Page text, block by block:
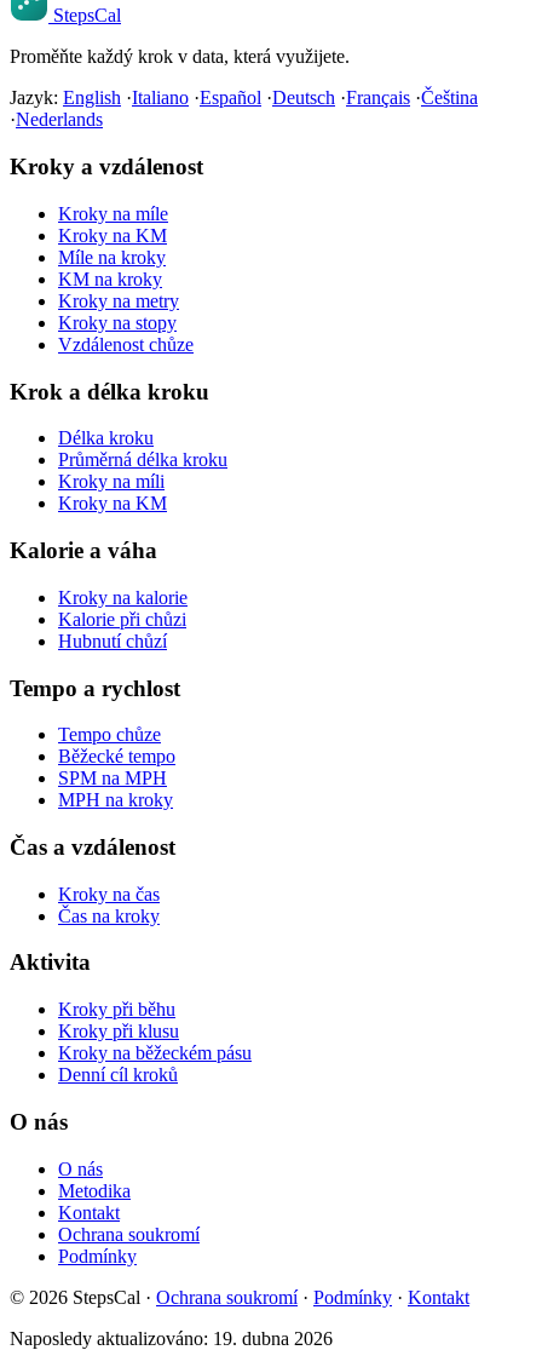
StepsCal
Proměňte každý krok v data, která využijete.
Jazyk: English ·Italiano ·Español ·Deutsch ·Français ·Čeština
·Nederlands
Kroky a vzdálenost
Kroky na míle
Kroky na KM
Míle na kroky
KM na kroky
Kroky na metry
Kroky na stopy
Vzdálenost chůze
Krok a délka kroku
Délka kroku
Průměrná délka kroku
Kroky na míli
Kroky na KM
Kalorie a váha
Kroky na kalorie
Kalorie při chůzi
Hubnutí chůzí
Tempo a rychlost
Tempo chůze
Běžecké tempo
SPM na MPH
MPH na kroky
Čas a vzdálenost
Kroky na čas
Čas na kroky
Aktivita
Kroky při běhu
Kroky při klusu
Kroky na běžeckém pásu
Denní cíl kroků
O nás
O nás
Metodika
Kontakt
Ochrana soukromí
Podmínky
© 2026 StepsCal · Ochrana soukromí · Podmínky · Kontakt
Naposledy aktualizováno: 19. dubna 2026